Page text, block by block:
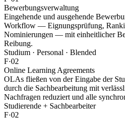
Bewerbungsverwaltung
Eingehende und ausgehende
Workflow — Eignungsprüfung,
Nominierungen — mit einheitlicher
Reibung.
Studium · Personal · Blended
F·02
Online Learning Agreements
OLAs fließen von der Eingabe der
durch die Sachbearbeitung mit
Nachfragen reduziert und alle
Studierende + Sachbearbeiter
F·02